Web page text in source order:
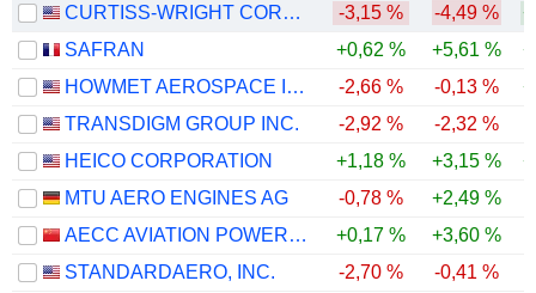
CURTISS-WRIGHT CORPORATION -3,15 % -4,49 %
SAFRAN
+0,62 % +5,61 %
HOWMET AEROSPACE INC.
-2,66 % -0,13 %
TRANSDIGM GROUP INC.
-2,92 % -2,32 %
HEICO CORPORATION
+1,18 % +3,15 %
MTU AERO ENGINES AG
-0,78 % +2,49 %
AECC AVIATION POWER CO.,LTD
+0,17 % +3,60 %
STANDARDAERO, INC.
-2,70 % -0,41 %